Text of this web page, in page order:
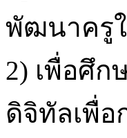
พัฒนาครูใ
2) เพื่อศึ
ดิจิทัลเพื่อ